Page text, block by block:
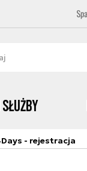
- rejestracja